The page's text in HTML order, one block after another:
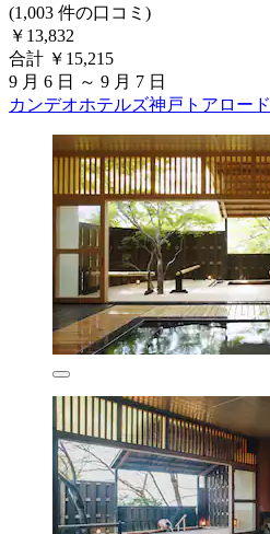
(1,003 件の口コミ)
￥13,832
合計 ￥15,215
9 月 6 日 ～ 9 月 7 日
カンデオホテルズ神戸トアロード